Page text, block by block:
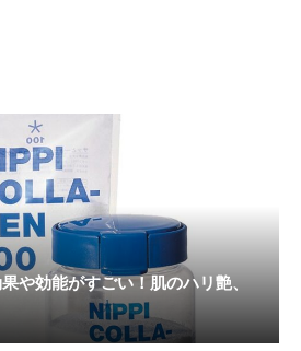
や効能がすごい！肌のハリ艶、